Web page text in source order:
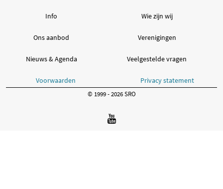
Info
Ons aanbod
Nieuws & Agenda
Wie zijn wij
Verenigingen
Veelgestelde vragen
Voorwaarden Privacy statement
© 1999 - 2026 SRO